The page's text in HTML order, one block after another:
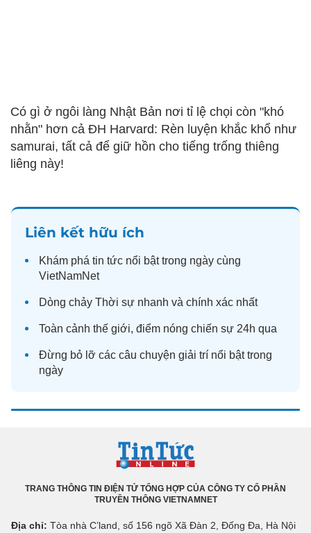
Có gì ở ngôi làng Nhật Bản nơi tỉ lệ chọi còn "khó
nhằn" hơn cả ĐH Harvard: Rèn luyện khắc khổ như
samurai, tất cả để giữ hồn cho tiếng trống thiêng
liêng này!
Liên kết hữu ích
Khám phá tin tức nổi bật trong ngày cùng
VietNamNet
Dòng chảy Thời sự nhanh và chính xác nhất
Toàn cảnh thế giới, điểm nóng chiến sự 24h qua
Đừng bỏ lỡ các câu chuyện giải trí nổi bật trong
ngày
TRANG THÔNG TIN ĐIỆN TỬ TỔNG HỢP CỦA CÔNG TY CỔ PHẦN
TRUYỀN THÔNG VIETNAMNET
Địa chỉ: Tòa nhà C’land, số 156 ngõ Xã Đàn 2, Đống Đa, Hà Nội